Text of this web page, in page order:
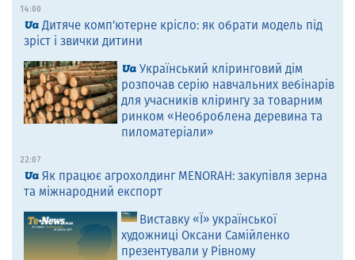
14:00
Дитяче комп’ютерне крісло: як обрати модель під
зріст і звички дитини
Український кліринговий дім
розпочав серію навчальних вебінарів
для учасників клірингу за товарним
ринком «Необроблена деревина та
пиломатеріали»
22:07
Як працює агрохолдинг MENORAH: закупівля зерна
та міжнародний експорт
Виставку «Ї» української
художниці Оксани Самійленко
презентували у Рівному